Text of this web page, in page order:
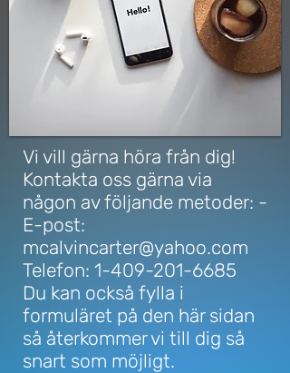
Vi vill gärna höra från dig!
Kontakta oss gärna via
någon av följande metoder: -
E-post:
mcalvincarter@yahoo.com
Telefon: 1-409-201-6685
Du kan också fylla i
formuläret på den här sidan
så återkommer vi till dig så
snart som möjligt.